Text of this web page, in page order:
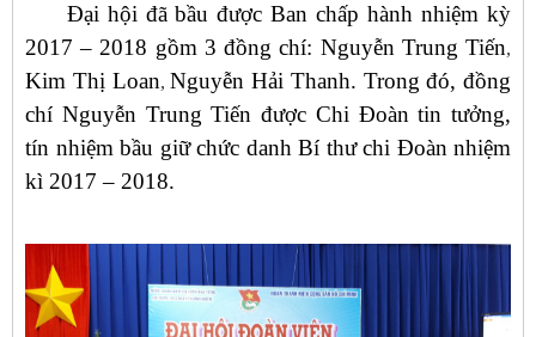
Đại hội đã bầu được Ban chấp hành nhiệm kỳ
2017 – 2018 gồm 3 đồng chí: Nguyễn Trung Tiến,
Kim Thị Loan, Nguyễn Hải Thanh. Trong đó, đồng
chí Nguyễn Trung Tiến được Chi Đoàn tin tưởng,
tín nhiệm bầu giữ chức danh Bí thư chi Đoàn nhiệm
kì 2017 – 2018.